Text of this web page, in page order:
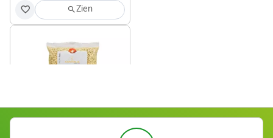
Zien